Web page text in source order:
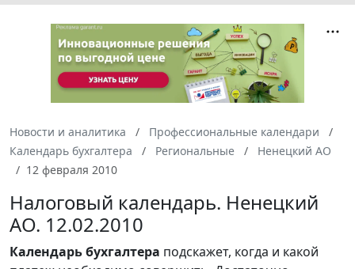
Новости и аналитика
Профессиональные календари
Календарь бухгалтера
Региональные
Ненецкий АО
12 февраля 2010
Налоговый календарь. Ненецкий
АО. 12.02.2010
Календарьбухгалтера подскажет, когда и какой